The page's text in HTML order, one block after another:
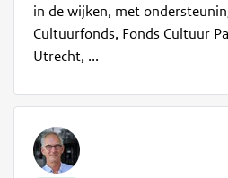
in de wijken, met
Cultuurfonds, Fonds Cultuur
Utrecht, ...